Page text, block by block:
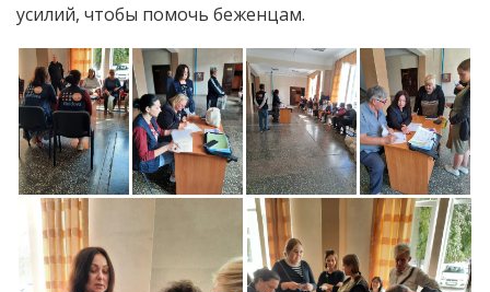
усилий, чтобы помочь беженцам.